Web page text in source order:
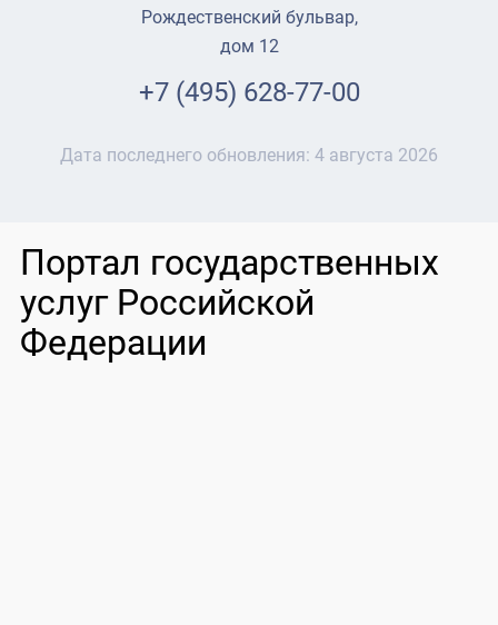
Рождественский бульвар,
дом 12
+7 (495) 628-77-00
Дата последнего обновления: 4 августа 2026
Портал государственных
услуг Российской
Федерации